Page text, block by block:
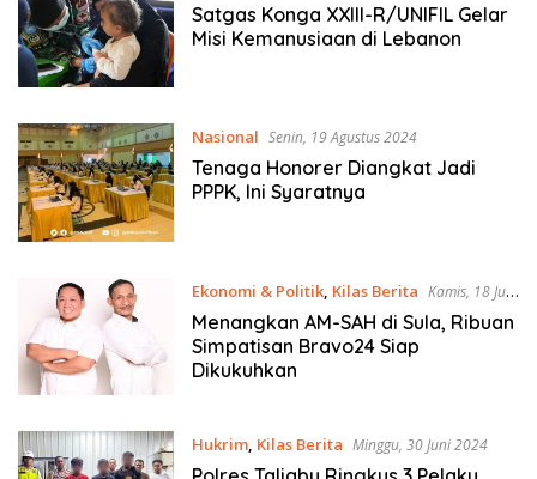
Satgas Konga XXIII-R/UNIFIL Gelar
Misi Kemanusiaan di Lebanon
Nasional Senin, 19 Agustus 2024
Tenaga Honorer Diangkat Jadi
PPPK, Ini Syaratnya
Ekonomi & Politik, Kilas Berita Kamis, 18 Juli
2024
Menangkan AM-SAH di Sula, Ribuan
Simpatisan Bravo24 Siap
Dikukuhkan
Hukrim, Kilas Berita Minggu, 30 Juni 2024